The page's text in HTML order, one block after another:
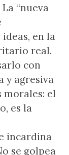
“nueva
en la
real.
con
y agresiva
morales: el
es la
incardina
se golpea